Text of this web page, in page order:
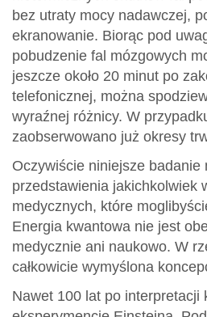
bez utraty mocy nadawczej,
ekranowanie. Biorąc pod
pobudzenie fal mózgowych
jeszcze około 20 minut po
telefonicznej, można
wyraźnej różnicy. W
zaobserwowano już okresy
Oczywiście niniejsze badanie
przedstawienia jakichkolwiek
medycznych, które
Energia kwantowa nie jest
medycznie ani naukowo. W
całkowicie wymyślona
Nawet 100 lat po interpretacji